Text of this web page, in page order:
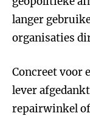
langer
organisaties
Concreet voor
lever
repairwinkel